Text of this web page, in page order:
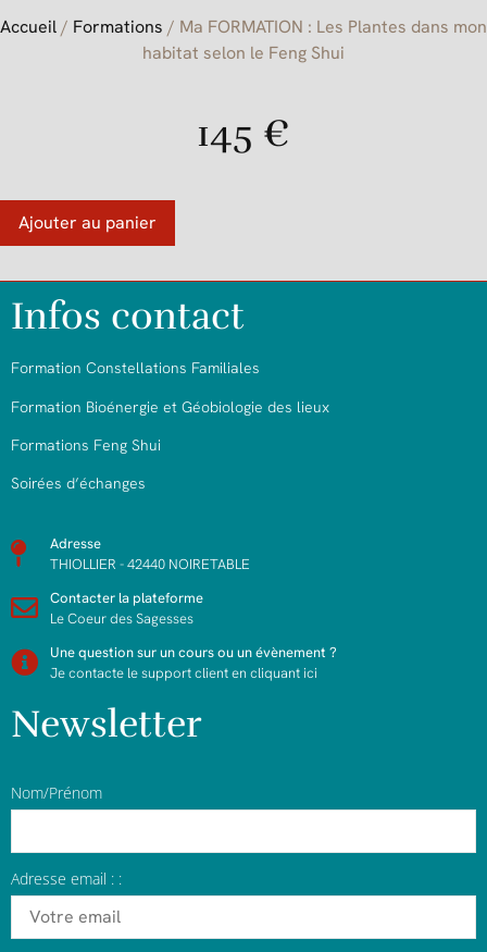
Accueil/ Formations / Ma FORMATION : Les Plantes dans mon
habitat selon le Feng Shui
145 €
Ajouter au panier
Infos contact
Formation Constellations Familiales
Formation Bioénergie et Géobiologie des lieux
Formations Feng Shui
Soirées d’échanges
Adresse
THIOLLIER - 42440 NOIRETABLE
Contacter la plateforme
Le Coeur des Sagesses
Une question sur un cours ou un évènement ?
Je contacte le support client en cliquant ici
Newsletter
Nom/Prénom
Adresse email : :